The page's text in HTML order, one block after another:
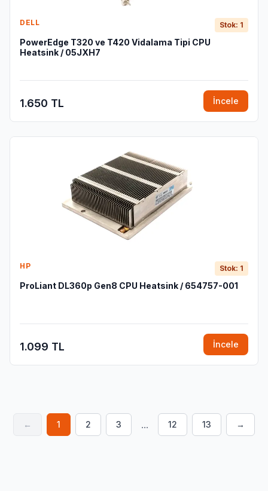
DELL Stok: 1
PowerEdge T320 ve T420 Vidalama Tipi CPU
Heatsink / 05JXH7
1.650 TL İncele
HP Stok: 1
ProLiant DL360p Gen8 CPU Heatsink / 654757-001
1.099 TL İncele
← 1 2 3 ... 12 13 →